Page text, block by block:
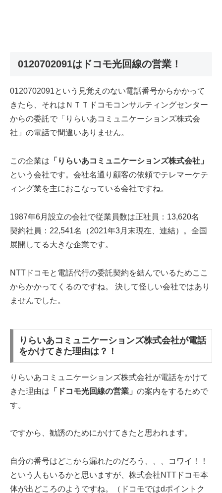
0120702091はドコモ光回線の営業！
0120702091という見覚えのない電話番号からかかって
きたら、それはＮＴＴドコモコンサルティングセンター
からの委託で「りらいあコミュニケーションズ株式会
社」の電話で間違いありません。
この企業は 「りらいあコミュニケーションズ株式会社」
という会社です。会社名通り顧客の依頼でテレマーケテ
ィング業を主におこなっている会社ですね。
1987年6月設立の会社で従業員数は正社員：13,620名
契約社員：22,541名（2021年3月末現在、連結）。全国
展開してる大きな企業です。
NTTドコモと電話代行の委託契約を結んでいるためここ
からかかってくるのですね。 決して怪しい会社ではあり
ませんでした。
りらいあコミュニケーションズ株式会社が電話
をかけてきた理由は？！
りらいあコミュニケーションズ株式会社が電話をかけて
きた理由は 「ドコモ光回線の営業」 の案内をするためで
す。
ですから、勧誘のためにかけてきたと思われます。
自分の番号はどこから漏れたのだろう、、、コワイ！！
という人もいるかと思いますが、株式会社NTTドコモ本
体が出どころのようですね。（ドコモではdポイントク